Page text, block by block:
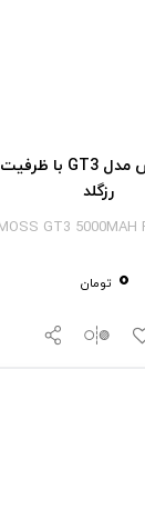
رزگلد
GT3 5000MAH
0 تومان